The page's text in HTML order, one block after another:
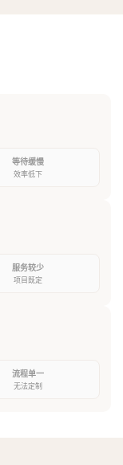
等待缓慢
效率低下
服务较少
项目既定
流程单一
无法定制